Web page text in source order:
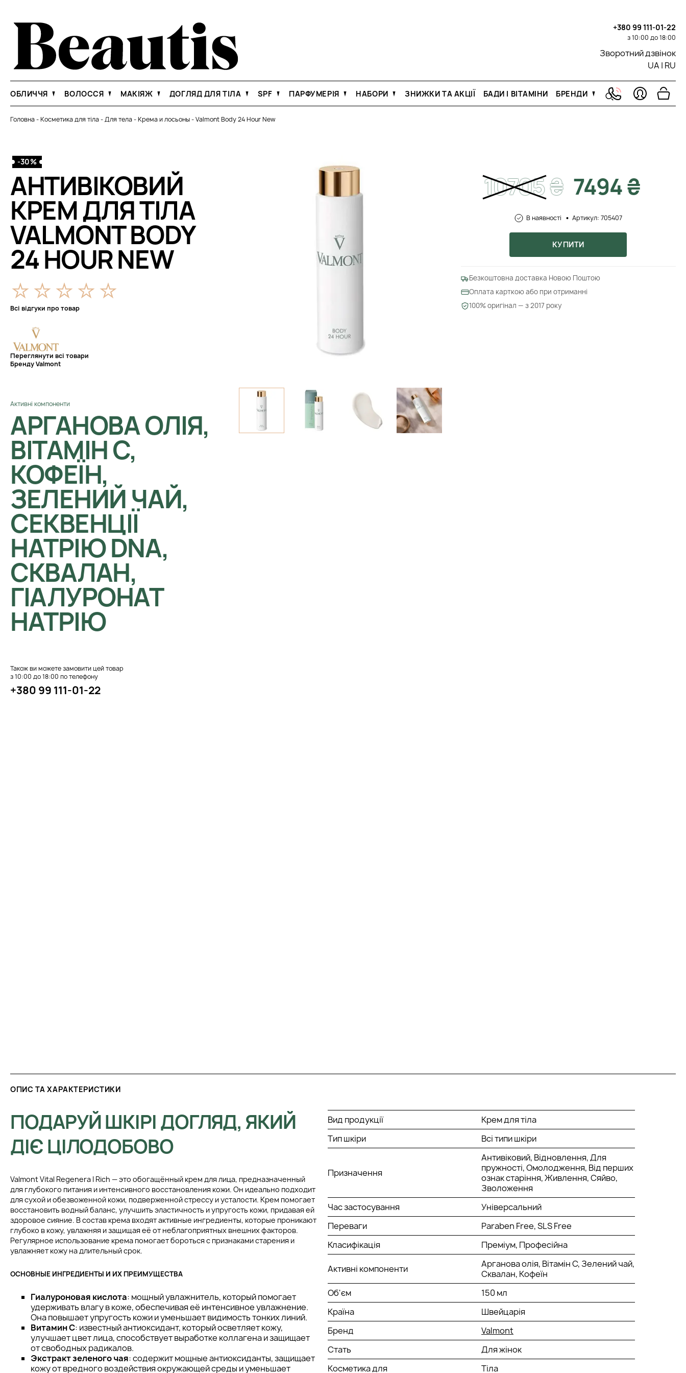
+380 99 111-01-22
з 10:00 до 18:00
Зворотний дзвінок
UA | RU
ОБЛИЧЧЯ ВОЛОССЯ МАКІЯЖ ДОГЛЯД ДЛЯ ТІЛА SPF ПАРФУМЕРІЯ НАБОРИ ЗНИЖКИ ТА АКЦІЇ БАДИ І ВІТАМІНИ БРЕНДИ
Головна-Косметика для тіла-Для тела-Крема и лосьоны-Valmont Body 24 Hour New
-30%
АНТИВІКОВИЙ
КРЕМ ДЛЯ ТІЛА
VALMONT BODY
24 HOUR NEW
Всі відгуки про товар
Переглянути всі товари
Бренду Valmont
Активні компоненти
АРГАНОВА ОЛІЯ,
ВІТАМІН C,
КОФЕЇН,
ЗЕЛЕНИЙ ЧАЙ,
СЕКВЕНЦІЇ
НАТРІЮ DNA,
СКВАЛАН,
ГІАЛУРОНАТ
НАТРІЮ
Також ви можете замовити цей товар
з 10:00 до 18:00 по телефону
+380 99 111-01-22
10705₴ 7494 ₴
В наявності Артикул: 705407
КУПИТИ
Безкоштовна доставка Новою Поштою
Оплата карткою або при отриманні
100% оригінал — з 2017 року
ОПИС ТА ХАРАКТЕРИСТИКИ
ПОДАРУЙ ШКІРІ ДОГЛЯД, ЯКИЙ
ДІЄ ЦІЛОДОБОВО
Valmont Vital Regenera I Rich — это обогащённый крем для лица, предназначенный
для глубокого питания и интенсивного восстановления кожи. Он идеально подходит
для сухой и обезвоженной кожи, подверженной стрессу и усталости. Крем помогает
восстановить водный баланс, улучшить эластичность и упругость кожи, придавая ей
здоровое сияние. В состав крема входят активные ингредиенты, которые проникают
глубоко в кожу, увлажняя и защищая её от неблагоприятных внешних факторов.
Регулярное использование крема помогает бороться с признаками старения и
увлажняет кожу на длительный срок.
ОСНОВНЫЕ ИНГРЕДИЕНТЫ И ИХ ПРЕИМУЩЕСТВА
Гиалуроновая кислота: мощный увлажнитель, который помогает
удерживать влагу в коже, обеспечивая её интенсивное увлажнение.
Она повышает упругость кожи и уменьшает видимость тонких линий.
Витамин C: известный антиоксидант, который осветляет кожу,
улучшает цвет лица, способствует выработке коллагена и защищает
от свободных радикалов.
Экстракт зеленого чая: содержит мощные антиоксиданты, защищает
кожу от вредного воздействия окружающей среды и уменьшает
Вид продукції
Крем для тіла
Тип шкіри
Всі типи шкіри
Призначення
Антивіковий, Відновлення, Для
пружності, Омолодження, Від перших
ознак старіння, Живлення, Сяйво,
Зволоження
Час застосування
Універсальний
Переваги
Paraben Free, SLS Free
Класифікація
Преміум, Професійна
Активні компоненти
Арганова олія, Вітамін С, Зелений чай,
Сквалан, Кофеїн
Об'єм
150 мл
Країна
Швейцарія
Бренд
Valmont
Стать
Для жінок
Косметика для
Тіла